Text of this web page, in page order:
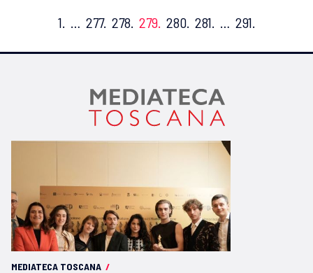
1. … 277. 278. 279. 280. 281. … 291.
MEDIATECA TOSCANA /